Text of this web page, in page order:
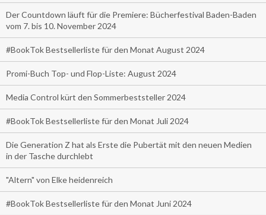
Der Countdown läuft für die Premiere: Bücherfestival Baden-Baden
vom 7. bis 10. November 2024
#BookTok Bestsellerliste für den Monat August 2024
Promi-Buch Top- und Flop-Liste: August 2024
Media Control kürt den Sommerbeststeller 2024
#BookTok Bestsellerliste für den Monat Juli 2024
Die Generation Z hat als Erste die Pubertät mit den neuen Medien
in der Tasche durchlebt
"Altern" von Elke heidenreich
#BookTok Bestsellerliste für den Monat Juni 2024